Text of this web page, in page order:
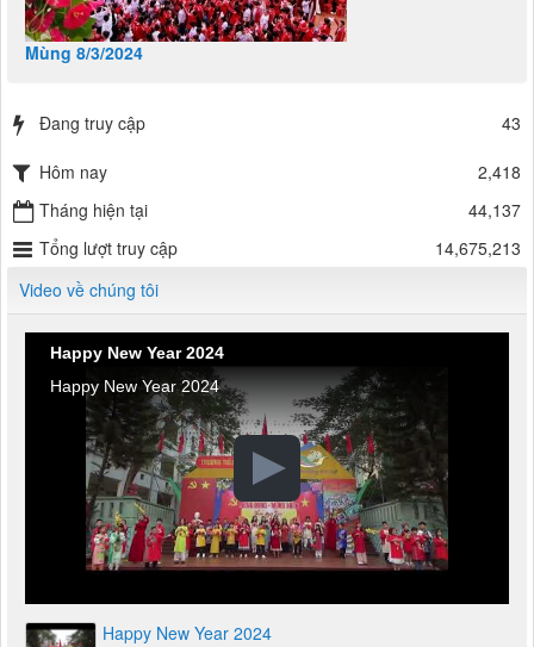
Mùng 8/3/2024
Đang truy cập 43
Hôm nay
2,418
Tháng hiện tại
44,137
Tổng lượt truy cập
14,675,213
Video về chúng tôi
Happy New Year 2024
Happy New Year 2024
Happy New Year 2024